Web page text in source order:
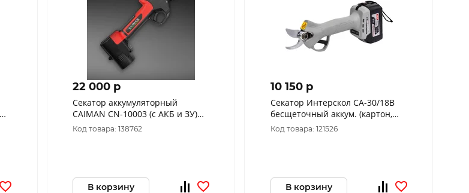
22 000 p
Секатор аккумуляторный
CAIMAN CN-10003 (с АКБ и ЗУ)
00-010613-0001
Код товара: 138762
В корзину
10 150 p
Секатор Интерскол СА-30/18В
бесщеточный аккум. (картон,
без аккум. и ЗУ) 775.0.0.70
Код товара: 121526
В корзину